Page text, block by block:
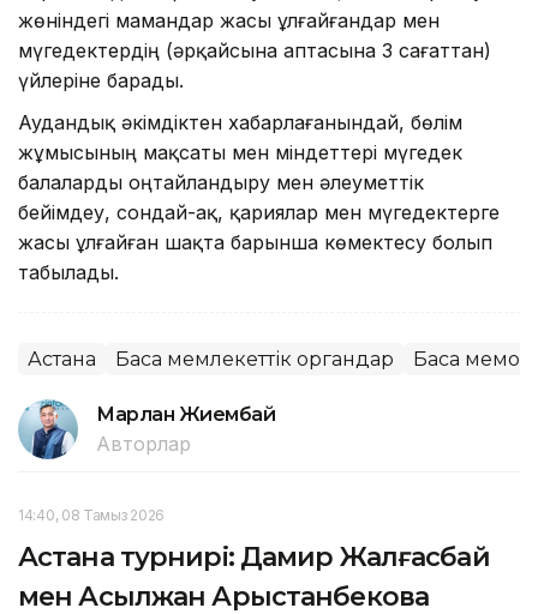
жөніндегі мамандар жасы ұлғайғандар мен
мүгедектердің (әрқайсына аптасына 3 сағаттан)
үйлеріне барады.
Аудандық әкімдіктен хабарлағанындай, бөлім
жұмысының мақсаты мен міндеттері мүгедек
балаларды оңтайландыру мен әлеуметтік
бейімдеу, сондай-ақ, қариялар мен мүгедектерге
жасы ұлғайған шақта барынша көмектесу болып
табылады.
Астана Басқа мемлекеттік органдар Басқа
Марлан Жиембай
Авторлар
14:40, 08 Тамыз 2026
Астана турнирі: Дамир Жалғасбай
мен Асылжан Арыстанбекова